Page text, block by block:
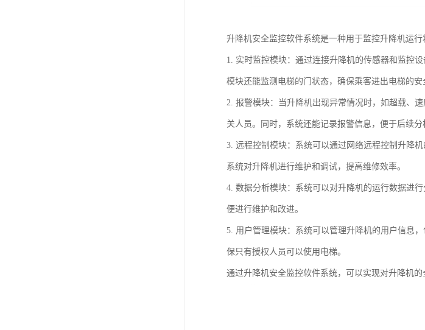
升降机安全监控软件系统是一种用于监控升降机运
1. 实时监控模块：通过连接升降机的传感器和监控
模块还能监测电梯的门状态，确保乘客进出电梯的安
2. 报警模块：当升降机出现异常情况时，如超载、
关人员。同时，系统还能记录报警信息，便于后续分
3. 远程控制模块：系统可以通过网络远程控制升降
系统对升降机进行维护和调试，提高维修效率。
4. 数据分析模块：系统可以对升降机的运行数据进
便进行维护和改进。
5. 用户管理模块：系统可以管理升降机的用户信息
保只有授权人员可以使用电梯。
通过升降机安全监控软件系统，可以实现对升降机